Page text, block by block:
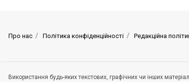
Про нас Політика конфіденційності Редакційна
Використання будь-яких текстових, графічних чи інших